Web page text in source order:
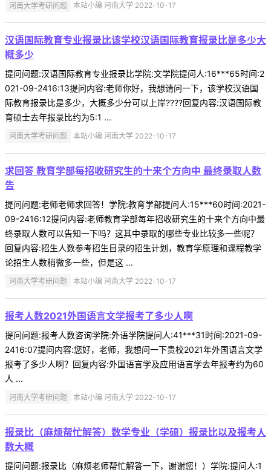
河南大学考研问题 本站小编 河南大学 2022-10-17
汉语国际教育专业报录比该学校汉语国际教育报录比是多少大
概多少
提问问题:汉语国际教育专业报录比学院:文学院提问人:16***65时间:2
021-09-2416:13提问内容:老师你好，我想请问一下，该学校汉语国
际教育报录比是多少，大概多少分可以上岸????回复内容:汉语国际教
育硕士去年报录比约为5:1 ...
河南大学考研问题 本站小编 河南大学 2022-10-17
求回答 教育学部每招收研究生的十来个方向中 最终录取人数
告
提问问题:老师老师求回答！学院:教育学部提问人:15***60时间:2021-
09-2416:12提问内容:老师教育学部每年招收研究生的十来个方向中最
终录取人数可以告知一下吗？这其中录取的哪些专业比较多一些呢？
回复内容:招生人数参考招生目录的招生计划，教育学原理和课程教学
论招生人数稍微多一些，但是这 ...
河南大学考研问题 本站小编 河南大学 2022-10-17
报考人数2021外国语言文学报考了多少人啊
提问问题:报考人数咨询学院:外语学院提问人:41***31时间:2021-09-
2416:07提问内容:您好，老师，我想问一下贵校2021年外国语言文学
报考了多少人啊？回复内容:外国语言学及应用语言学去年报考约为60
人 ...
河南大学考研问题 本站小编 河南大学 2022-10-17
报录比（麻烦帮忙解答）数学专业（学硕）报录比以及报考人
数大概
提问问题:报录比（麻烦老师帮忙解答一下，谢谢您！）学院:提问人:1